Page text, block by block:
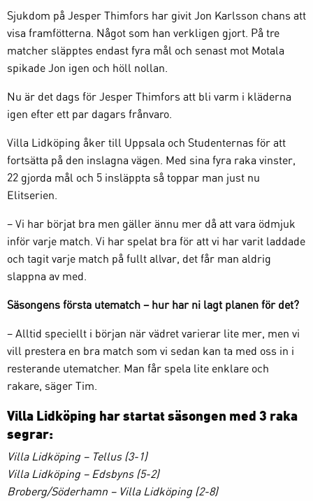
Sjukdom på Jesper Thimfors har givit Jon Karlsson chans att
visa framfötterna. Något som han verkligen gjort. På tre
matcher släpptes endast fyra mål och senast mot Motala
spikade Jon igen och höll nollan.
Nu är det dags för Jesper Thimfors att bli varm i kläderna
igen efter ett par dagars frånvaro.
Villa Lidköping åker till Uppsala och Studenternas för att
fortsätta på den inslagna vägen. Med sina fyra raka vinster,
22 gjorda mål och 5 insläppta så toppar man just nu
Elitserien.
– Vi har börjat bra men gäller ännu mer då att vara ödmjuk
inför varje match. Vi har spelat bra för att vi har varit laddade
och tagit varje match på fullt allvar, det får man aldrig
slappna av med.
Säsongens första utematch – hur har ni lagt planen för det?
– Alltid speciellt i början när vädret varierar lite mer, men vi
vill prestera en bra match som vi sedan kan ta med oss in i
resterande utematcher. Man får spela lite enklare och
rakare, säger Tim.
Villa Lidköping har startat säsongen med 3 raka
segrar:
Villa Lidköping – Tellus (3-1)
Villa Lidköping – Edsbyns (5-2)
Broberg/Söderhamn – Villa Lidköping (2-8)